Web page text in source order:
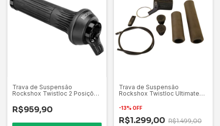
Trava de Suspensão
Rockshox Twistloc 2 Posições
R$959,90
Trava de Suspensão
Rockshox Twistloc Ultimate
-13% OFF
R$1.299,00 R$1.499,00